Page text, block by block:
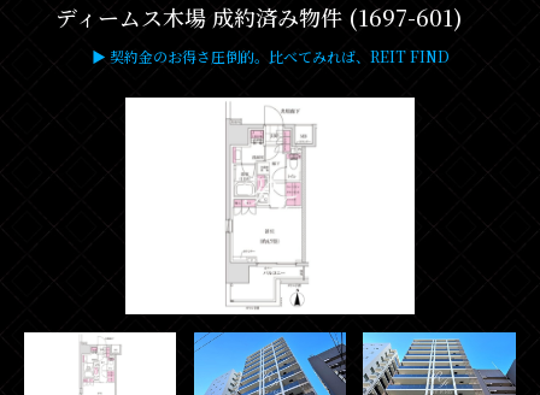
ディームス木場 成約済み物件 (1697-601)
▶ 契約金のお得さ圧倒的。比べてみれば、REIT FIND